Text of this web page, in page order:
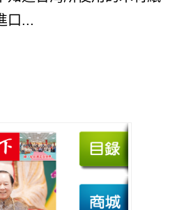
口...